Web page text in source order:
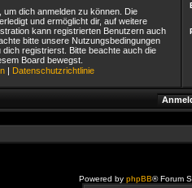
dich anmelden zu können. Die
und ermöglicht dir, auf weitere
kann registrierten Benutzern auch
bitte unsere Nutzungsbedingungen
registrierst. Bitte beachte auch die
Board bewegst.
| Datenschutzrichtlinie
Powered by phpBB® Forum